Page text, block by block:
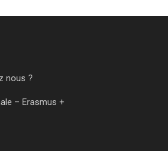
nous ?
– Erasmus +